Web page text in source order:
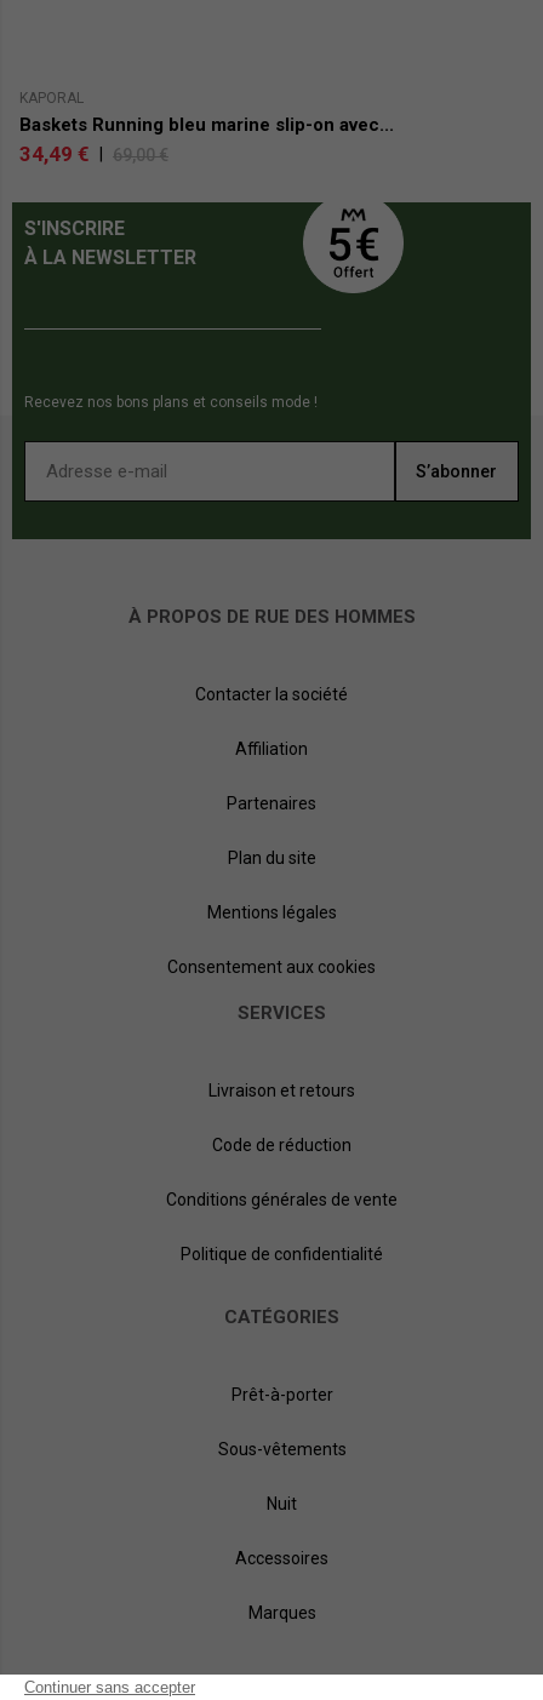
KAPORAL
Baskets Running bleu marine slip-on avec...
34,49 € | 69,00 €
S'INSCRIRE
À LA NEWSLETTER
Recevez nos bons plans et conseils mode !
S’abonner
À PROPOS DE RUE DES HOMMES
Contacter la société
Affiliation
Partenaires
Plan du site
Mentions légales
Consentement aux cookies
SERVICES
Livraison et retours
Code de réduction
Conditions générales de vente
Politique de confidentialité
CATÉGORIES
Prêt-à-porter
Sous-vêtements
Nuit
Accessoires
Marques
NOS MÉTHODES DE PAIEMENT